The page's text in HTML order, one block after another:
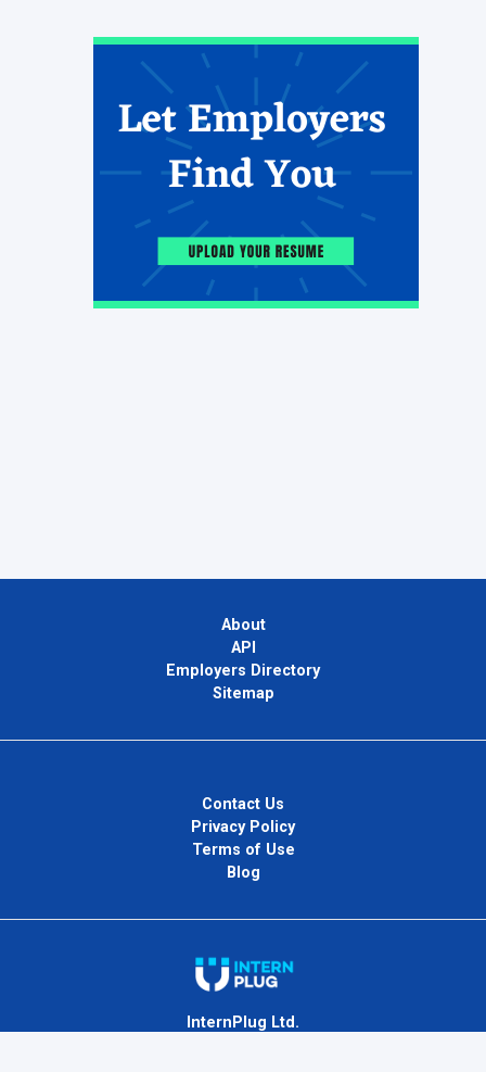
About
API
Employers Directory
Sitemap
Contact Us
Privacy Policy
Terms of Use
Blog
InternPlug Ltd.